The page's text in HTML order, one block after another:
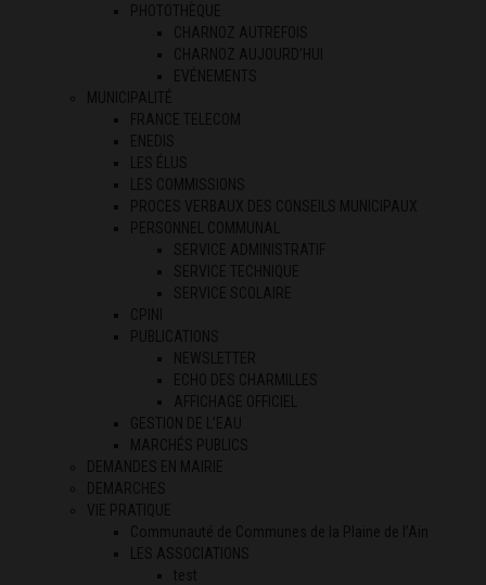
PHOTOTHÈQUE
CHARNOZ AUTREFOIS
CHARNOZ AUJOURD’HUI
EVÉNEMENTS
MUNICIPALITÉ
FRANCE TELECOM
ENEDIS
LES ÉLUS
LES COMMISSIONS
PROCES VERBAUX DES CONSEILS MUNICIPAUX
PERSONNEL COMMUNAL
SERVICE ADMINISTRATIF
SERVICE TECHNIQUE
SERVICE SCOLAIRE
CPINI
PUBLICATIONS
NEWSLETTER
ECHO DES CHARMILLES
AFFICHAGE OFFICIEL
GESTION DE L’EAU
MARCHÉS PUBLICS
DEMANDES EN MAIRIE
DEMARCHES
VIE PRATIQUE
Communauté de Communes de la Plaine de l’Ain
LES ASSOCIATIONS
test